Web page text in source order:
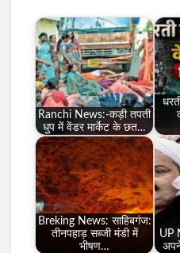
Ranchi News:-कड़ी तपती
धुप में वेंडर मार्केट के छत…
Breking News: साहिबगंज:
तीनपहाड़ सब्जी मंडी में
भीषण…
UP